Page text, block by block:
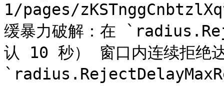
1/pages/
缓暴力破解：在
认 10 秒） 窗口内连续拒绝